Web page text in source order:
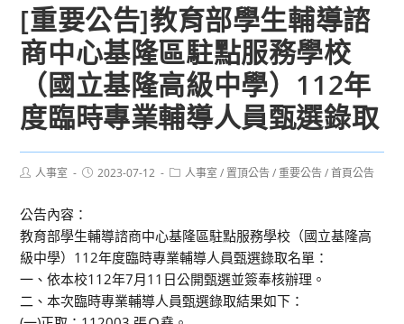
[重要公告]教育部學生輔導諮
商中心基隆區駐點服務學校
（國立基隆高級中學）112年
度臨時專業輔導人員甄選錄取
Post人事室
Post2023-07-12
Post人事室 / 置頂公告 / 重要公告 / 首頁公告
公告內容：
教育部學生輔導諮商中心基隆區駐點服務學校（國立基隆高
級中學）112年度臨時專業輔導人員甄選錄取名單：
一、依本校112年7月11日公開甄選並簽奉核辦理。
二、本次臨時專業輔導人員甄選錄取結果如下：